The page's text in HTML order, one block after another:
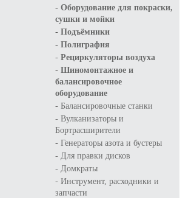
- Оборудование для покраски,
сушки и мойки
- Подъёмники
- Полиграфия
- Рециркуляторы воздуха
- Шиномонтажное и
балансировочное
оборудование
- Балансировочные станки
- Вулканизаторы и
Бортрасширители
- Генераторы азота и бустеры
- Для правки дисков
- Домкраты
- Инструмент, расходники и
запчасти